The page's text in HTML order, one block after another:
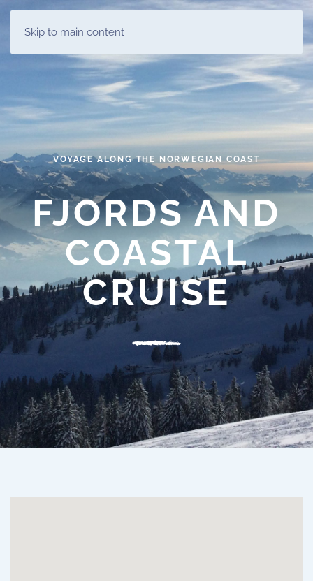
Skip to main content
VOYAGE ALONG THE NORWEGIAN COAST
FJORDS AND
COASTAL
CRUISE